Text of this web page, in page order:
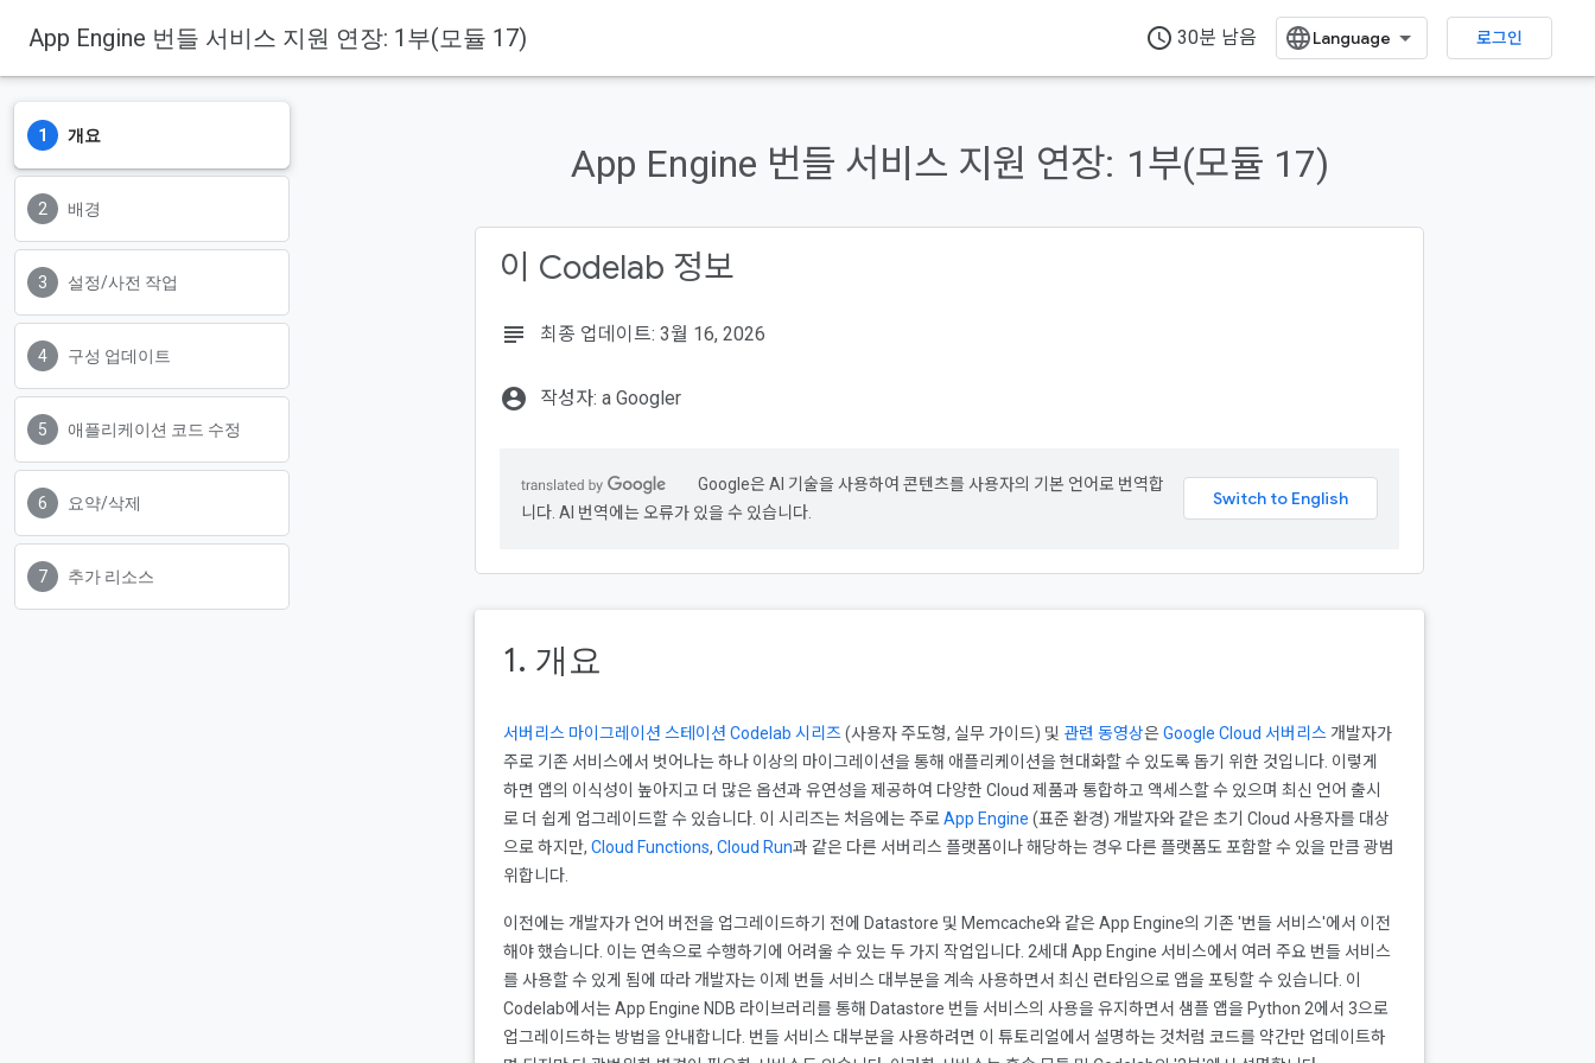
App Engine 번들 서비스 지원 연장: 1부(모듈 17) access_time 30분 남음 로그인
개요
배경
설정/사전 작업
구성 업데이트
애플리케이션 코드 수정
요약/삭제
추가 리소스
App Engine 번들 서비스 지원 연장: 1부(모듈 17)
이 Codelab 정보
subject 최종 업데이트: 3월 16, 2026
account_circle 작성자: a Googler
Google은 AI 기술을 사용하여 콘텐츠를 사용자의 기본 언어로 번역합
니다. AI 번역에는 오류가 있을 수 있습니다.
1. 개요
서버리스 마이그레이션 스테이션 Codelab 시리즈(사용자 주도형, 실무 가이드) 및 관련 동영상은 Google Cloud 서버리스 개발자가
주로 기존 서비스에서 벗어나는 하나 이상의 마이그레이션을 통해 애플리케이션을 현대화할 수 있도록 돕기 위한 것입니다. 이렇게
하면 앱의 이식성이 높아지고 더 많은 옵션과 유연성을 제공하여 다양한 Cloud 제품과 통합하고 액세스할 수 있으며 최신 언어 출시
로 더 쉽게 업그레이드할 수 있습니다. 이 시리즈는 처음에는 주로 App Engine (표준 환경) 개발자와 같은 초기 Cloud 사용자를 대상
으로 하지만, Cloud Functions, Cloud Run과 같은 다른 서버리스 플랫폼이나 해당하는 경우 다른 플랫폼도 포함할 수 있을 만큼 광범
위합니다.
이전에는 개발자가 언어 버전을 업그레이드하기 전에 Datastore 및 Memcache와 같은 App Engine의 기존 '번들 서비스'에서 이전
해야 했습니다. 이는 연속으로 수행하기에 어려울 수 있는 두 가지 작업입니다. 2세대 App Engine 서비스에서 여러 주요 번들 서비스
를 사용할 수 있게 됨에 따라 개발자는 이제 번들 서비스 대부분을 계속 사용하면서 최신 런타임으로 앱을 포팅할 수 있습니다. 이
Codelab에서는 App Engine NDB 라이브러리를 통해 Datastore 번들 서비스의 사용을 유지하면서 샘플 앱을 Python 2에서 3으로
업그레이드하는 방법을 안내합니다. 번들 서비스 대부분을 사용하려면 이 튜토리얼에서 설명하는 것처럼 코드를 약간만 업데이트하